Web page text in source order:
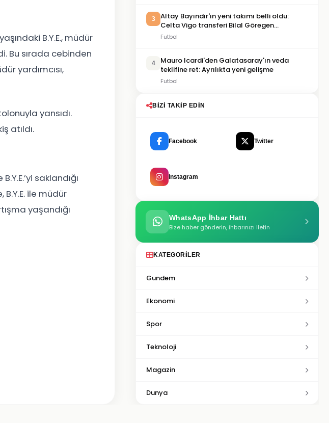
B.Y.E., müdür
Bu sırada cebinden
yardımcısı,
yansıdı.
atıldı.
saklandığı
ile müdür
yaşandığı
3
Altay Bayındır'ın yeni takımı belli oldu:
Celta Vigo transferi Bilal Göregen
videosuyla duyuruldu
Futbol
4
Mauro Icardi'den Galatasaray'ın veda
teklifine ret: Ayrılıkta yeni gelişme
Futbol
BIZI TAKIP EDIN
Facebook Twitter
Instagram
WhatsApp İhbar Hattı
Bize haber gönderin, ihbarınızı iletin
KATEGORILER
Gundem
Ekonomi
Spor
Teknoloji
Magazin
Dunya